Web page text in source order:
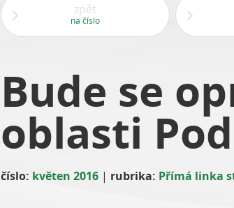
zpět
na číslo
Bude se
oblasti
číslo: květen 2016 | rubrika: Přímá linka